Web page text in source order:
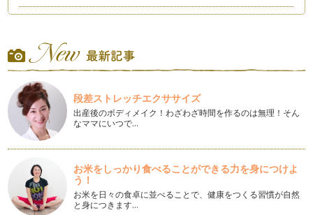
し、実際家事に育児に仕事に…
〇〇を意識すると字のバランスが激変！
突然ですが、字を書くときにその字の「外形」を意識したこと
はありますか？ 「外形」と…
何に書けばいい？？美文字練習に最適な練習用紙！
みなさんは、「字の練習をしよう！」と思ったとき、何に書い
て練習をしていますか？ 市…
「ありがとう」を美文字で書く！
日々、保育園や幼稚園の連絡帳や親戚へのお手紙など、「あり
がとう」という言葉は手書きで書く機…
段差ストレッチエクササイズ
出産後のボディメイク！わざわざ時間を作るのは無理！そん
なママにいつで…
お米をしっかり食べることができる力を身につけよ
う！
お米を日々の食卓に並べることで、健康をつくる習慣が自然
と身につきます…